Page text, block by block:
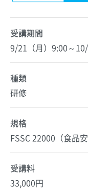
受講期間
9/21（月）9:00～
種類
研修
規格
FSSC 22000（食品
受講料
33,000円